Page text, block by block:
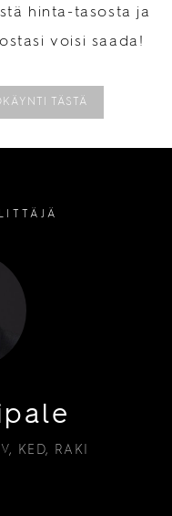
hinta-tasosta ja
voisi saada!
TÄSTÄ
KED, RAKI